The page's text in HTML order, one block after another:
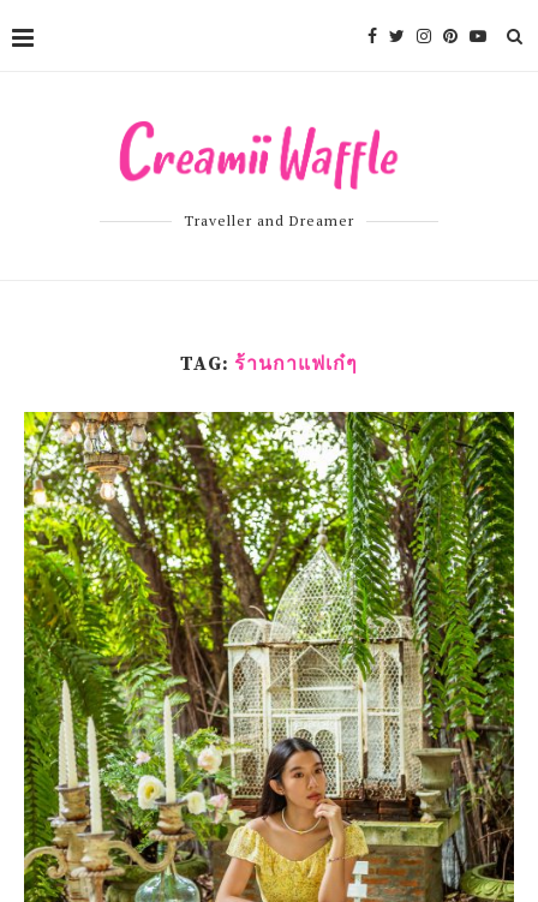
Traveller and Dreamer
TAG: ร้านกาแฟเก๋ๆ